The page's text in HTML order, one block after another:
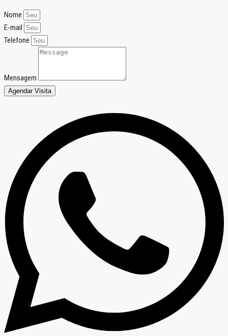
Nome
E-mail
Telefone
Mensagem
Agendar Visita